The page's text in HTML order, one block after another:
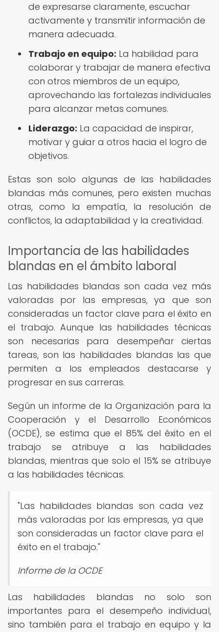
de expresarse claramente, escuchar
activamente y transmitir información de
manera adecuada.
Trabajo en equipo: La habilidad para
colaborar y trabajar de manera efectiva
con otros miembros de un equipo,
aprovechando las fortalezas individuales
para alcanzar metas comunes.
Liderazgo: La capacidad de inspirar,
motivar y guiar a otros hacia el logro de
objetivos.
Estas son solo algunas de las habilidades
blandas más comunes, pero existen muchas
otras, como la empatía, la resolución de
conflictos, la adaptabilidad y la creatividad.
Importancia de las habilidades
blandas en el ámbito laboral
Las habilidades blandas son cada vez más
valoradas por las empresas, ya que son
consideradas un factor clave para el éxito en
el trabajo. Aunque las habilidades técnicas
son necesarias para desempeñar ciertas
tareas, son las habilidades blandas las que
permiten a los empleados destacarse y
progresar en sus carreras.
Según un informe de la Organización para la
Cooperación y el Desarrollo Económicos
(OCDE), se estima que el 85% del éxito en el
trabajo se atribuye a las habilidades
blandas, mientras que solo el 15% se atribuye
a las habilidades técnicas.
"Las habilidades blandas son cada vez
más valoradas por las empresas, ya que
son consideradas un factor clave para el
éxito en el trabajo."
Informe de la OCDE
Las habilidades blandas no solo son
importantes para el desempeño individual,
sino también para el trabajo en equipo y la